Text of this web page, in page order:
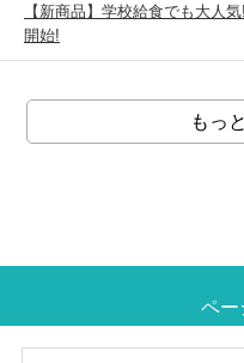
【新商品】学校給食でも大人
開始!
もっ
ペー